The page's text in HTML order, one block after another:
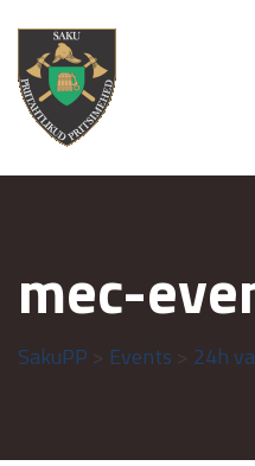
mec-
SakuPP Events 24h